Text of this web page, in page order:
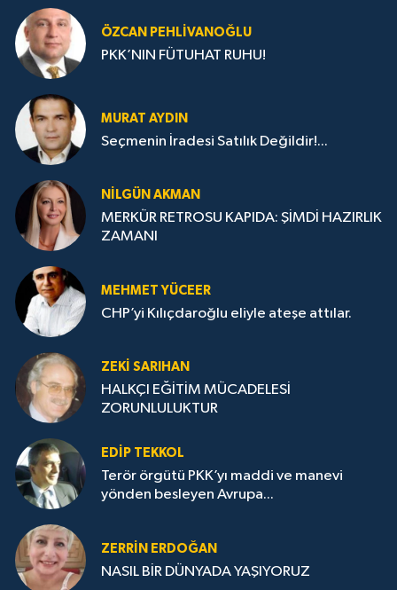
ÖZCAN PEHLIVANOĞLU
PKK’NIN FÜTUHAT RUHU!
MURAT AYDIN
Seçmenin İradesi Satılık Değildir!...
NILGÜN AKMAN
MERKÜR RETROSU KAPIDA: ŞİMDİ HAZIRLIK
ZAMANI
MEHMET YÜCEER
CHP’yi Kılıçdaroğlu eliyle ateşe attılar.
ZEKI SARIHAN
HALKÇI EĞİTİM MÜCADELESİ
ZORUNLULUKTUR
EDIP TEKKOL
Terör örgütü PKK’yı maddi ve manevi
yönden besleyen Avrupa...
ZERRIN ERDOĞAN
NASIL BİR DÜNYADA YAŞIYORUZ